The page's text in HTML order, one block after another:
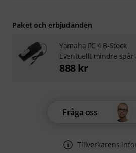
Fråga oss
Tillverkarens
Paket och erbjudanden
Yamaha FC 4 B-Stock
Eventuellt mindre spår
888 kr